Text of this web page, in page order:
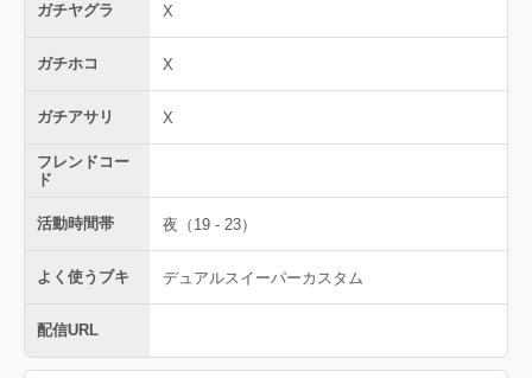
ガチヤグラ X
ガチホコ X
ガチアサリ X
フレンドコー
ド
活動時間帯 夜（19 - 23）
よく使うブキ デュアルスイーパーカスタム
配信URL